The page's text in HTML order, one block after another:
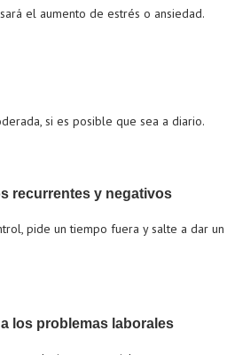
el aumento de estrés o ansiedad.
si es posible que sea a diario.
recurrentes y negativos
pide un tiempo fuera y salte a dar
los problemas laborales